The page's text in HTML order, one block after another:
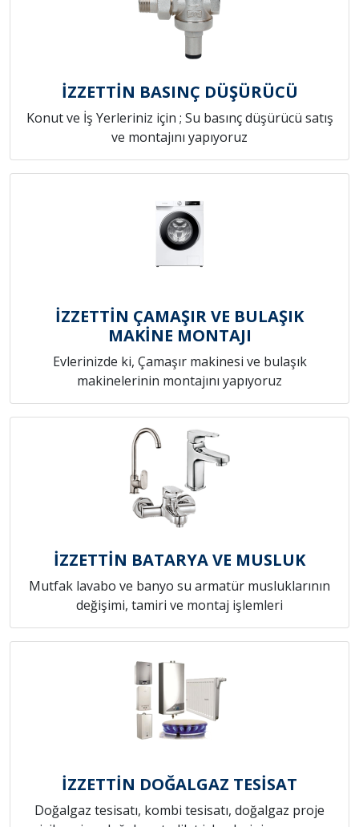
İZZETTİN BASINÇ DÜŞÜRÜCÜ
Konut ve İş Yerleriniz için ; Su basınç düşürücü satış
ve montajını yapıyoruz
İZZETTİN ÇAMAŞIR VE BULAŞIK
MAKİNE MONTAJI
Evlerinizde ki, Çamaşır makinesi ve bulaşık
makinelerinin montajını yapıyoruz
İZZETTİN BATARYA VE MUSLUK
Mutfak lavabo ve banyo su armatür musluklarının
değişimi, tamiri ve montaj işlemleri
İZZETTİN DOĞALGAZ TESİSAT
Doğalgaz tesisatı, kombi tesisatı, doğalgaz proje